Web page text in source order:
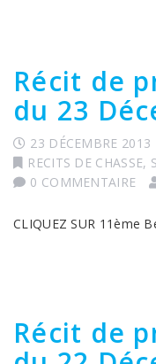
Récit de
du 23
23 DÉCEMBRE 2013
RECITS DE CHASSE,
0 COMMENTAIRE
CLIQUEZ SUR 11ème
Récit de